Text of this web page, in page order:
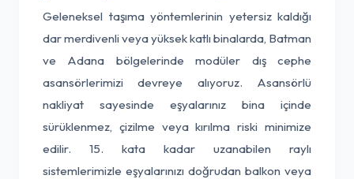
Geleneksel taşıma yöntemlerinin yetersiz kaldığı
dar merdivenli veya yüksek katlı binalarda, Batman
ve Adana bölgelerinde modüler dış cephe
asansörlerimizi devreye alıyoruz. Asansörlü
nakliyat sayesinde eşyalarınız bina içinde
sürüklenmez, çizilme veya kırılma riski minimize
edilir. 15. kata kadar uzanabilen raylı
sistemlerimizle eşyalarınızı doğrudan balkon veya